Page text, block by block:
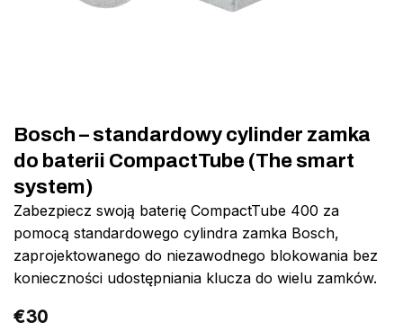
Bosch – standardowy cylinder zamka
do baterii CompactTube (The smart
system)
Zabezpiecz swoją baterię CompactTube 400 za
pomocą standardowego cylindra zamka Bosch,
zaprojektowanego do niezawodnego blokowania bez
konieczności udostępniania klucza do wielu zamków.
€30